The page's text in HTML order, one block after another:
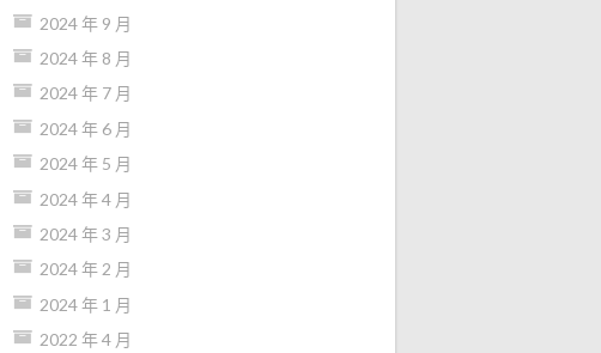
2024 年 9 月
2024 年 8 月
2024 年 7 月
2024 年 6 月
2024 年 5 月
2024 年 4 月
2024 年 3 月
2024 年 2 月
2024 年 1 月
2022 年 4 月